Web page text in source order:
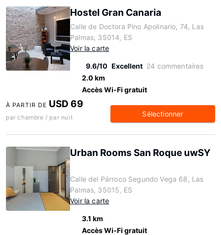
Hostel Gran Canaria
Calle de Doctora Pino Apolinario, 74, Las
Palmas, 35014, ES
Voir la carte
9.6/10 Excellent 24 commentaires
2.0 km
Accès Wi-Fi gratuit
À PARTIR DE USD 69
par chambre / par nuit Sélectionner
Urban Rooms San Roque uwSY
Calle del Párroco Segundo Vega 68, Las
Palmas, 35015, ES
Voir la carte
3.1 km
Accès Wi-Fi gratuit